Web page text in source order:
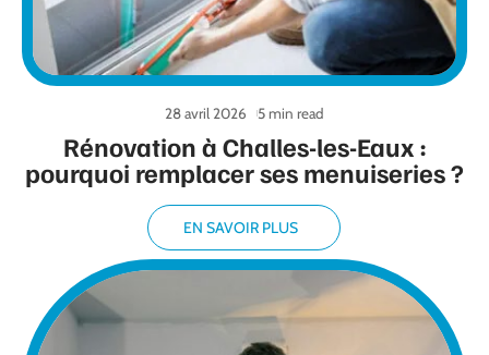
Rénovation à Challes-les-Eaux :
pourquoi remplacer ses menuiseries ?
28 avril 2026 5 min read
EN SAVOIR PLUS